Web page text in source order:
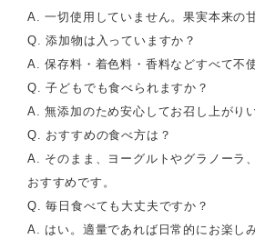
A. 一切使用していません。果実本来の
Q. 添加物は入っていますか？
A. 保存料・着色料・香料などすべて不
Q. 子どもでも食べられますか？
A. 無添加のため安心してお召し上がり
Q. おすすめの食べ方は？
A. そのまま、ヨーグルトやグラノーラ
おすすめです。
Q. 毎日食べても大丈夫ですか？
A. はい。適量であれば日常的にお楽し